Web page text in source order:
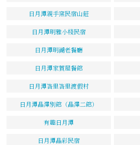
日月潭親手窯民宿山莊
日月潭明雅小棧民宿
日月潭明湖老餐廳
日月潭家賀屋餐館
日月潭峇里峇里渡假村
日月潭晶澤別館（晶澤二館）
有趣日月潭
日月潭晶彩民宿